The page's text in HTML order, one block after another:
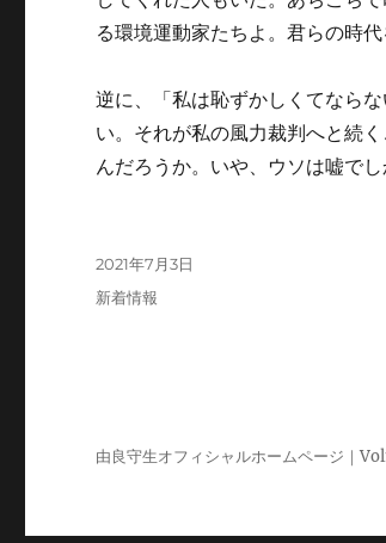
る環境運動家たちよ。君らの時
逆に、「私は恥ずかしくてなら
い。それが私の風力裁判へと続
んだろうか。いや、ウソは嘘で
投
稿
日:
2021年7月3日
カ
新着情報
由良守生オフィシャルホームページ｜